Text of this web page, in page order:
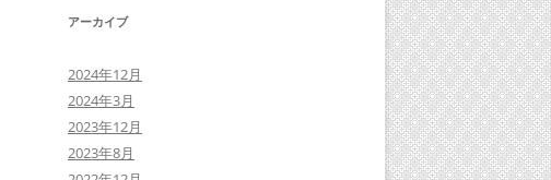
アーカイブ
2024年12月
2024年3月
2023年12月
2023年8月